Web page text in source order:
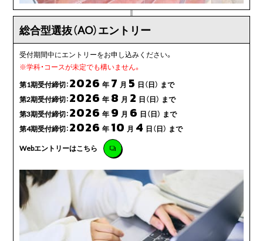
総合型選抜（AO）エントリー
受付期間中にエントリーをお申し込みください。
※学科・コースが未定でも構いません。
第1期受付締切：2026 年 7 月 5 日（日） まで
第2期受付締切：2026 年 8 月 2 日（日） まで
第3期受付締切：2026 年 9 月 6 日（日） まで
第4期受付締切：2026 年 10 月 4 日（日） まで
Webエントリーはこちら